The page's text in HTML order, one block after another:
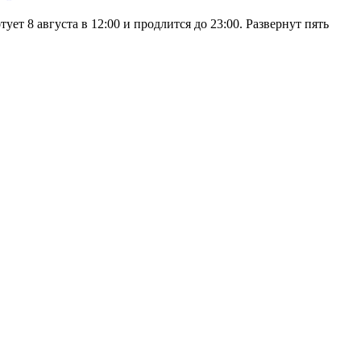
8 августа в 12:00 и продлится до 23:00. Развернут пять